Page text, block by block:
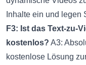
Inhalte ein und legen
F3: Ist das Text-zu-
kostenlos? A3:
kostenlose Lösung